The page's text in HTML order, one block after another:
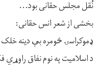
نُقل ‌مجلس حقانی بود...
بخشی از شعر انس حقانی:
ډموکراسۍ څومره بې دينه
د اسلاميت په نوم نفاق راوړي